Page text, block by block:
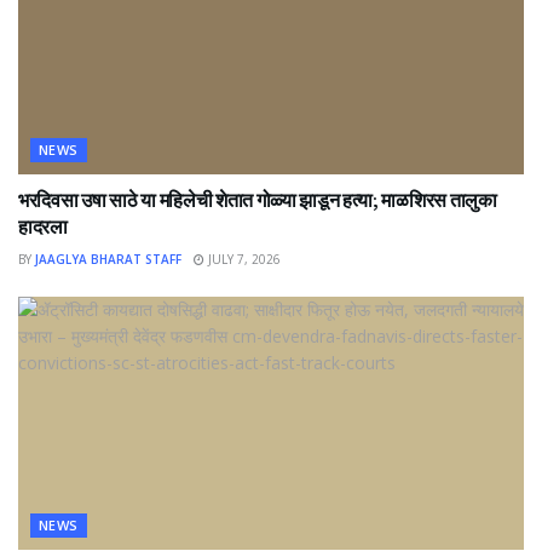
NEWS
भरदिवसा उषा साठे या महिलेची शेतात गोळ्या झाडून हत्या; माळशिरस तालुका
हादरला
BY JAAGLYA BHARAT STAFF JULY 7, 2026
NEWS